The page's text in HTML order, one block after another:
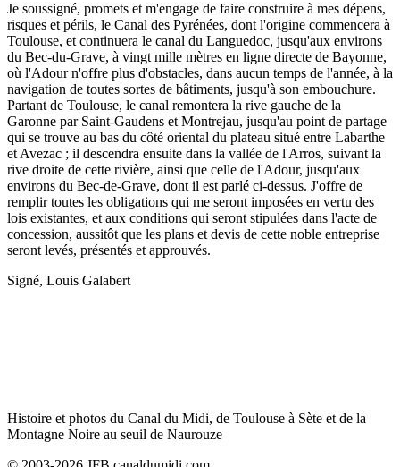
Je soussigné, promets et m'engage de faire construire à mes dépens,
risques et périls, le Canal des Pyrénées, dont l'origine commencera à
Toulouse, et continuera le canal du Languedoc, jusqu'aux environs
du Bec-du-Grave, à vingt mille mètres en ligne directe de Bayonne,
où l'Adour n'offre plus d'obstacles, dans aucun temps de l'année, à la
navigation de toutes sortes de bâtiments, jusqu'à son embouchure.
Partant de Toulouse, le canal remontera la rive gauche de la
Garonne par Saint-Gaudens et Montrejau, jusqu'au point de partage
qui se trouve au bas du côté oriental du plateau situé entre Labarthe
et Avezac ; il descendra ensuite dans la vallée de l'Arros, suivant la
rive droite de cette rivière, ainsi que celle de l'Adour, jusqu'aux
environs du Bec-de-Grave, dont il est parlé ci-dessus. J'offre de
remplir toutes les obligations qui me seront imposées en vertu des
lois existantes, et aux conditions qui seront stipulées dans l'acte de
concession, aussitôt que les plans et devis de cette noble entreprise
seront levés, présentés et approuvés.
Signé, Louis Galabert
Histoire et photos du Canal du Midi, de Toulouse à Sète et de la
Montagne Noire au seuil de Naurouze